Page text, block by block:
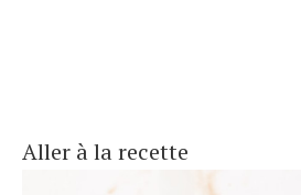
Aller à la recette